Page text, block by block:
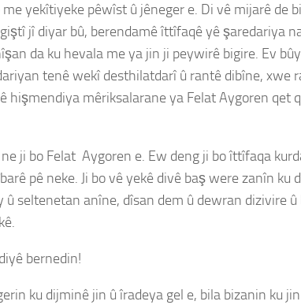
yekîtiyeke pêwîst û jêneger e. Di vê mijarê de
jî diyar bû, berendamê îttîfaqê yê şaredariya
da ku hevala me ya jin ji peywirê bigire. Ev
tenê wekî desthilatdarî û rantê dibîne, xwe
hişmendiya mêriksalarane ya Felat Aygoren qet
ji bo Felat Aygoren e. Ew deng ji bo îttîfaqa
pê neke. Ji bo vê yekê divê baş were zanîn ku
û seltenetan anîne, dîsan dem û dewran dizivire
bernedin!
ku dijminê jin û îradeya gel e, bila bizanin ku